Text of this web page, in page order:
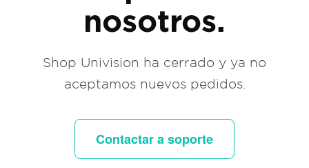
nosotros.
Shop Univision ha cerrado y ya no
aceptamos nuevos pedidos.
Contactar a soporte